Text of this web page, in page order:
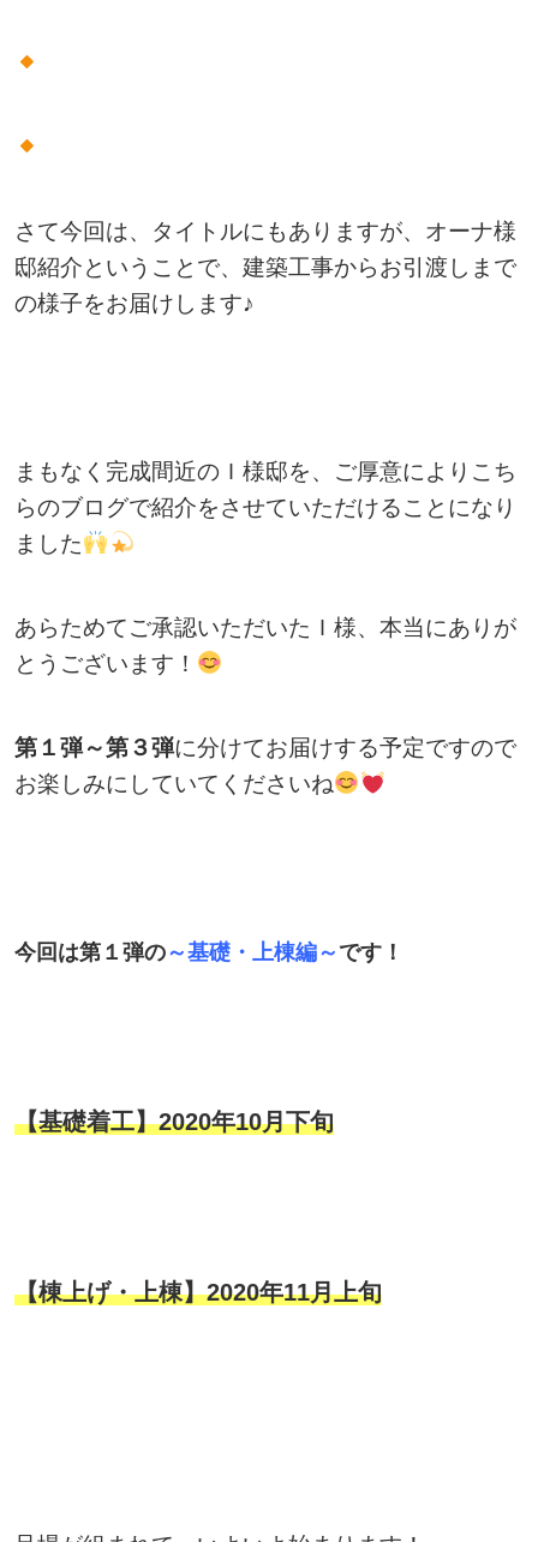
さて今回は、タイトルにもありますが、オーナ様
邸紹介ということで、建築工事からお引渡しまで
の様子をお届けします♪
まもなく完成間近のＩ様邸を、ご厚意によりこち
らのブログで紹介をさせていただけることになり
ました
あらためてご承認いただいたＩ様、本当にありが
とうございます！
第１弾～第３弾に分けてお届けする予定ですので
お楽しみにしていてくださいね
今回は第１弾の～基礎・上棟編～ です！
【基礎着工】2020年10月下旬
【棟上げ・上棟】2020年11月上旬